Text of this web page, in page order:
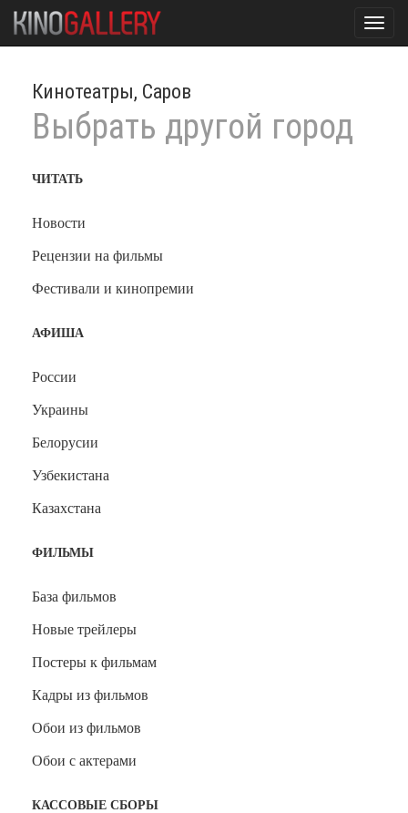
Кинотеатры, Саров
Выбрать другой город
ЧИТАТЬ
Новости
Рецензии на фильмы
Фестивали и кинопремии
АФИША
России
Украины
Белорусии
Узбекистана
Казахстана
ФИЛЬМЫ
База фильмов
Новые трейлеры
Постеры к фильмам
Кадры из фильмов
Обои из фильмов
Обои с актерами
КАССОВЫЕ СБОРЫ